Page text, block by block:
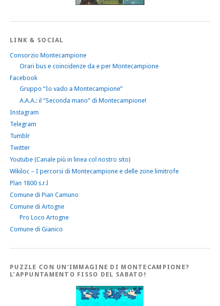
LINK & SOCIAL
Consorzio Montecampione
Orari bus e coincidenze da e per Montecampione
Facebook
Gruppo “Io vado a Montecampione”
A.A.A.: il “Seconda mano” di Montecampione!
Instagram
Telegram
Tumblr
Twitter
Youtube (Canale più in linea col nostro sito)
Wikiloc – I percorsi di Montecampione e delle zone limitrofe
Plan 1800 s.r.l
Comune di Pian Camuno
Comune di Artogne
Pro Loco Artogne
Comune di Gianico
PUZZLE CON UN’IMMAGINE DI MONTECAMPIONE?
L’APPUNTAMENTO FISSO DEL SABATO!